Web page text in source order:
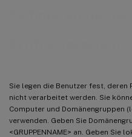
Sie legen die Benutzer fest,
nicht verarbeitet werden. Sie
Computer und Domänengruppen
verwenden. Geben Sie
<GRUPPENNAME> an. Geben Sie